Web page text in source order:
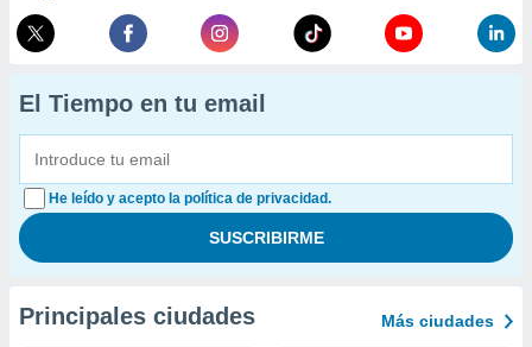
El Tiempo en tu email
He leído y acepto la política de privacidad.
Principales ciudades Más ciudades